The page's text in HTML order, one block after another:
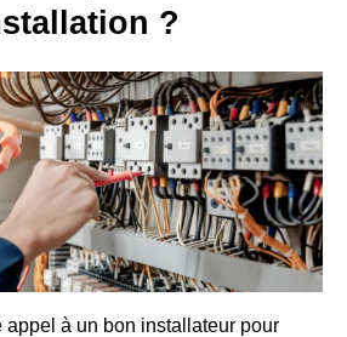
?
appel à un bon installateur pour